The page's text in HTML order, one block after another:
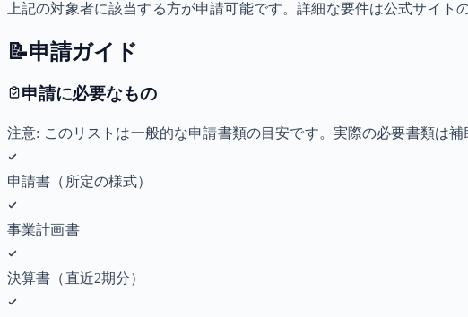
上記の対象者に該当する方が申請可能です。詳細な要件は公式サイト
📝申請ガイド
申請に必要なもの
注意: このリストは一般的な申請書類の目安です。実際の必要書類は
申請書（所定の様式）
事業計画書
決算書（直近2期分）